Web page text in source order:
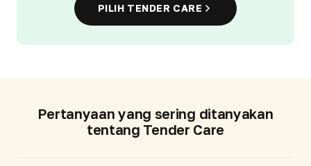
PILIH TENDER CARE
Pertanyaan yang sering ditanyakan
tentang Tender Care